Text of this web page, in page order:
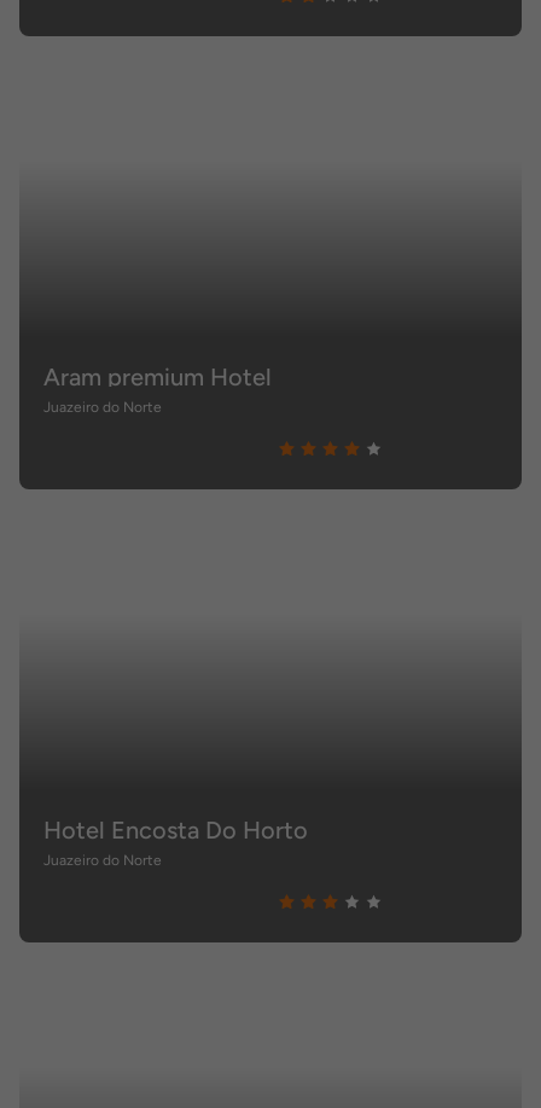
Aram premium Hotel
Juazeiro do Norte
Hotel Encosta Do Horto
Juazeiro do Norte